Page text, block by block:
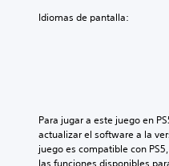
Idiomas de pantalla:
Para jugar a este juego en
actualizar el software a la
juego es compatible con